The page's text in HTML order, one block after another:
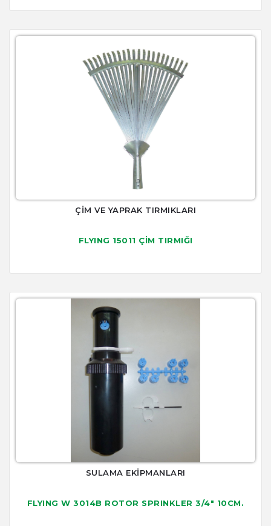
ÇİM VE YAPRAK TIRMIKLARI
FLYING 15011 ÇİM TIRMIĞI
SULAMA EKİPMANLARI
FLYING W 3014B ROTOR SPRINKLER 3/4" 10CM.